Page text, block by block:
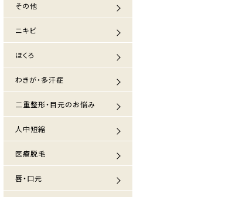
その他
ニキビ
ほくろ
わきが・多汗症
二重整形・目元のお悩み
人中短縮
医療脱毛
唇・口元